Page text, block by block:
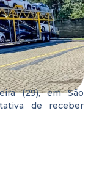
(29), em São
de receber